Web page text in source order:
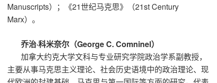
Manuscripts）；《21世纪马克思》（21st Century
Marx）。
乔治·科米奈尔（George C. Comninel）
加拿大约克大学文科与专业研究学院政治学系副教授，
主要从事马克思主义理论、社会历史语境中的政治理论、现